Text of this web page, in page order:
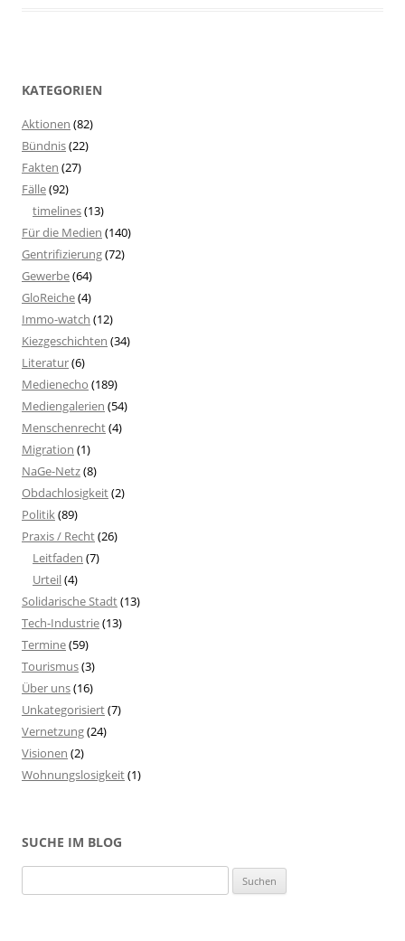
KATEGORIEN
Aktionen (82)
Bündnis(22)
Fakten (27)
Fälle(92)
timelines(13)
Für die Medien (140)
Gentrifizierung(72)
Gewerbe(64)
GloReiche(4)
Immo-watch (12)
Kiezgeschichten (34)
Literatur(6)
Medienecho (189)
Mediengalerien (54)
Menschenrecht(4)
Migration (1)
NaGe-Netz(8)
Obdachlosigkeit(2)
Politik(89)
Praxis / Recht(26)
Leitfaden (7)
Urteil(4)
Solidarische Stadt(13)
Tech-Industrie(13)
Termine(59)
Tourismus(3)
Über uns(16)
Unkategorisiert(7)
Vernetzung(24)
Visionen (2)
Wohnungslosigkeit(1)
SUCHE IM BLOG
u